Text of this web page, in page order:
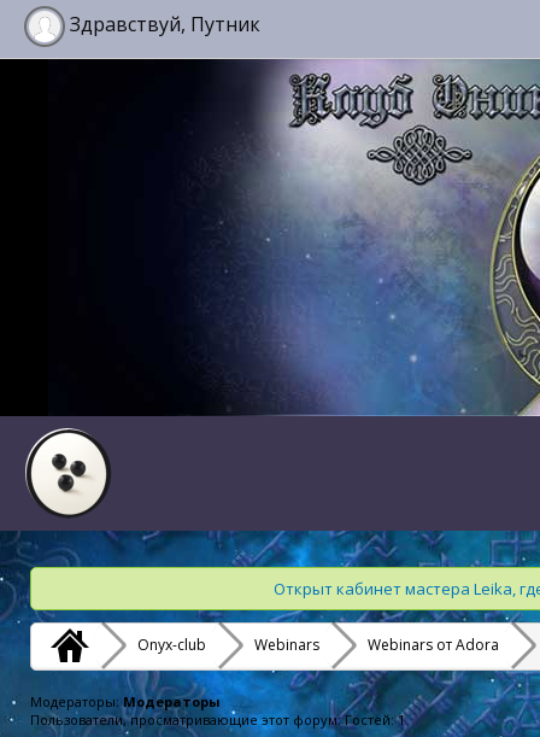
Здравствуй, Путник
Открыт кабинет мастера Leika,
Onyx-club Webinars Webinars от Adora
Модераторы: Модераторы
Пользователи, просматривающие этот форум: Гостей: 1